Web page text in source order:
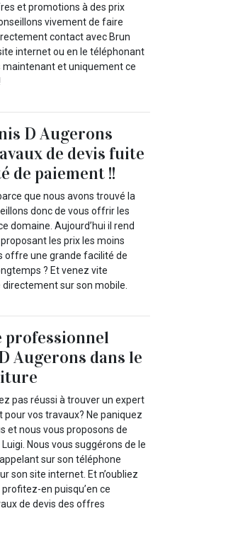
et promotions à des prix
vivement de faire
contact avec Brun
internet ou en le téléphonant
maintenant et uniquement ce
D Augerons
de devis fuite
de paiement !!
que nous avons trouvé la
donc de vous offrir les
domaine. Aujourd’hui il rend
les prix les moins
offre une grande facilité de
? Et venez vite
sur son mobile.
professionnel
Augerons dans le
pas réussi à trouver un expert
vos travaux? Ne paniquez
et nous vous proposons de
Nous vous suggérons de le
sur son téléphone
son site internet. Et n’oubliez
en puisqu’en ce
de devis des offres